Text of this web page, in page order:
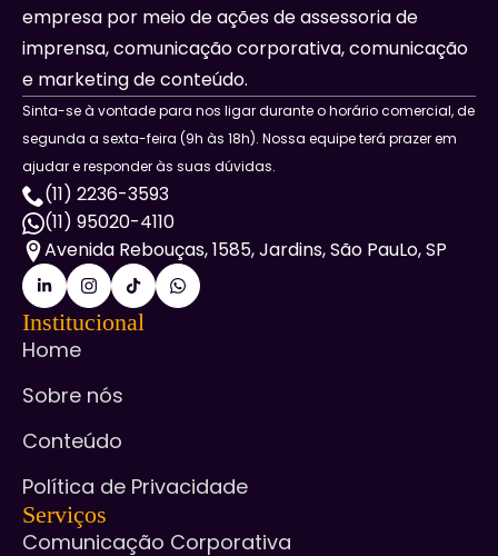
empresa por meio de ações de assessoria de
imprensa, comunicação corporativa, comunicação
e marketing de conteúdo.
Sinta-se à vontade para nos ligar durante o horário comercial, de
segunda a sexta-feira (9h às 18h). Nossa equipe terá prazer em
ajudar e responder às suas dúvidas.
(11) 2236-3593
(11) 95020-4110
Avenida Rebouças, 1585, Jardins, São PauLo, SP
Institucional
Home
Sobre nós
Conteúdo
Política de Privacidade
Serviços
Comunicação Corporativa